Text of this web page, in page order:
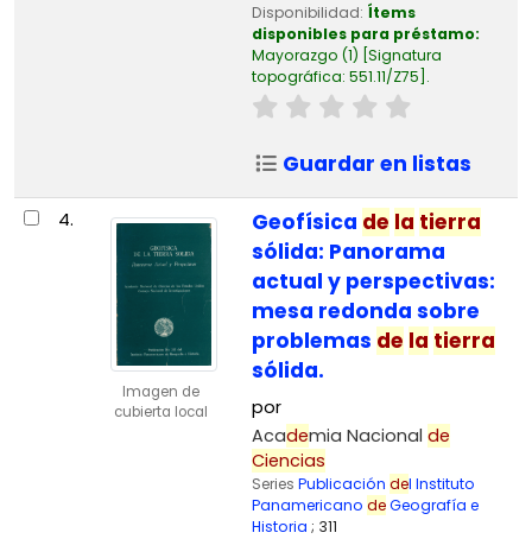
Disponibilidad: Ítems
disponibles para préstamo:
Mayorazgo (1) Signatura
topográfica: 551.11/Z75 .
Guardar en listas
4.
Imagen de
cubierta local
Geofísica de la tierra
sólida: Panorama
actual y perspectivas:
mesa redonda sobre
problemas de la tierra
sólida.
por
Academia Nacional de
Ciencias
Series Publicación del Instituto
Panamericano deGeografía e
Historia ; 311